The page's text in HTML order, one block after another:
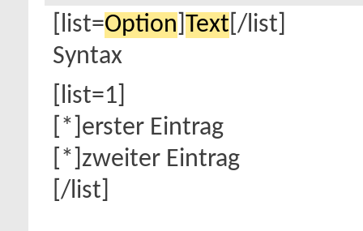
[list=Option Text [/list]
Syntax
[list=1]
[*]erster Eintrag
[*]zweiter Eintrag
[/list]